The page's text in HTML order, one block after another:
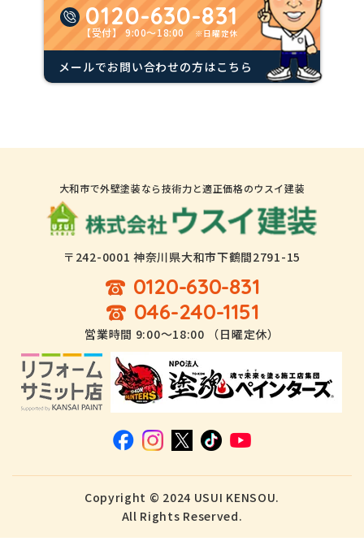
0120-630-831
【受付】 9:00～18:00 ※日曜定休
メールでお問い合わせの方はこちら
大和市で外壁塗装なら技術力と適正価格のウスイ建装
〒242-0001 神奈川県大和市下鶴間2791-15
0120-630-831
046-240-1151
営業時間 9:00～18:00 （日曜定休）
Copyright © 2024 USUI KENSOU.
All Rights Reserved.